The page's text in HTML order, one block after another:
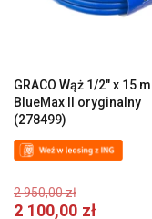
GRACO Wąż 1/2″ x 15 m
BlueMax II oryginalny
(278499)
2 950,00złPierwotna
cena
2 100,00 zł